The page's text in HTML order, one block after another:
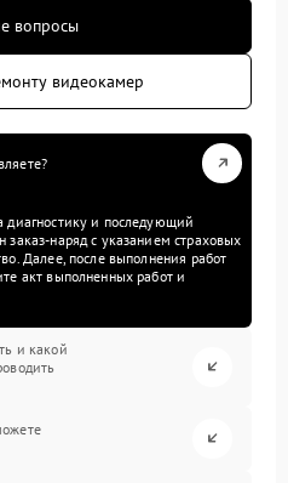
вопросы
видеокамер
диагностику и последующий
заказ-наряд с указанием страховых
Далее, после выполнения работ
акт выполненных работ и
и какой